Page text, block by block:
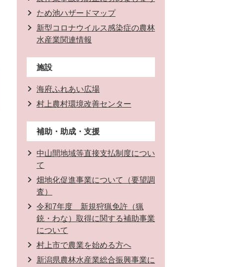
ため池ハザードマップ
新型コロナウイルス感染症の農林
水産業関連情報
施設
海府ふれあい広場
村上農村環境改善センター
補助・助成・支援
中山間地域等直接支払制度につい
て
畑地化促進事業について（要望調
査）
令和7年度 新規狩猟免許（猟
銃・わな）取得に関する補助事業
について
村上市で農業を始める方へ
新潟県農林水産業総合振興事業に